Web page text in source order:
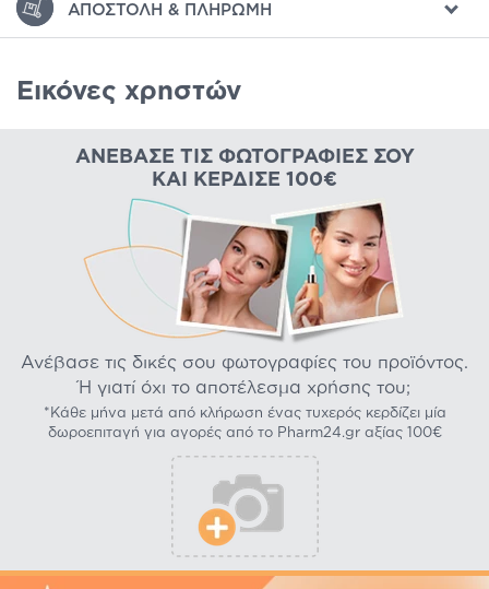
ΑΠΟΣΤΟΛΉ & ΠΛΗΡΩΜΉ
Εικόνες χρηστών
ΑΝΈΒΑΣΕ ΤΙΣ ΦΩΤΟΓΡΑΦΊΕΣ ΣΟΥ
ΚΑΙ ΚΈΡΔΙΣΕ 100€
Ανέβασε τις δικές σου φωτογραφίες του προϊόντος.
Ή γιατί όχι το αποτέλεσμα χρήσης του;
*Κάθε μήνα μετά από κλήρωση ένας τυχερός κερδίζει μία
δωροεπιταγή για αγορές από το Pharm24.gr αξίας 100€